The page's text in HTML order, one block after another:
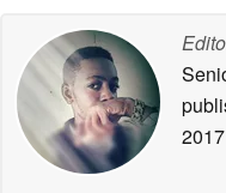
2017